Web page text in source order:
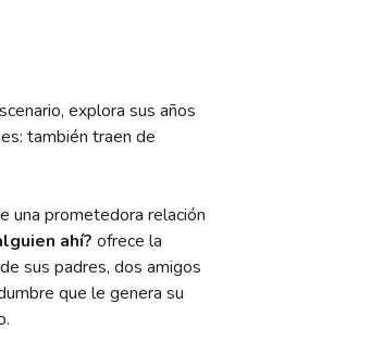
explora sus años
también traen de
una prometedora relación
ahí? ofrece la
sus padres, dos amigos
que le genera su